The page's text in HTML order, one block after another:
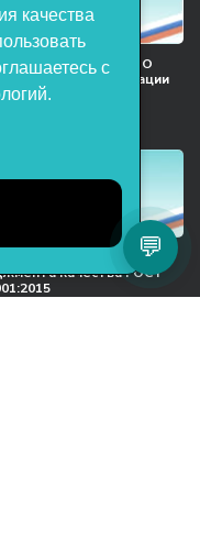
участника ООО
ассоциации
индустрии
сертификат
качества ГОСТ
качества
с
💬